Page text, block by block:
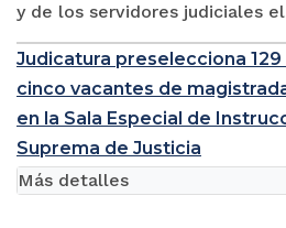
y de los servidores judiciales
Judicatura preselecciona
cinco vacantes de
en la Sala Especial de
Suprema de Justicia
Más detalles